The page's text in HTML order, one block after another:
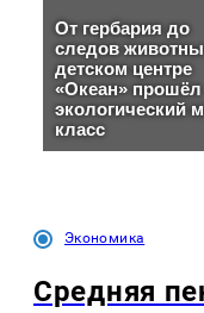
Экономика
Средняя